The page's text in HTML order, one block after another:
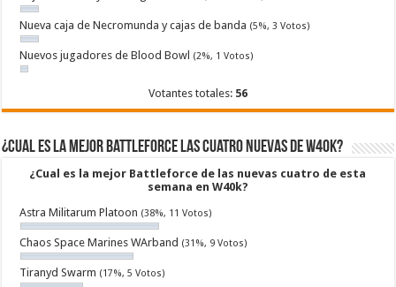
Nueva caja de Necromunda y cajas de banda (5%, 3 Votos)
Nuevos jugadores de Blood Bowl (2%, 1 Votos)
Votantes totales: 56
¿Cual es la mejor Battleforce las cuatro nuevas de W40k?
¿Cual es la mejor Battleforce de las nuevas cuatro de esta
semana en W40k?
Astra Militarum Platoon (38%, 11 Votos)
Chaos Space Marines WArband (31%, 9 Votos)
Tiranyd Swarm (17%, 5 Votos)